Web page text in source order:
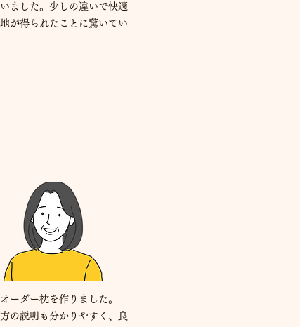
ました。少しの違いで快適
が得られたことに驚いてい
ーダー枕を作りました。
の説明も分かりやすく、良